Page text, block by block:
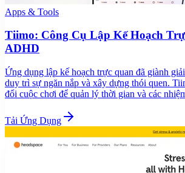
Apps & Tools
Tiimo: Công Cụ Lập Kế Hoạch
ADHD
Ứng dụng lập kế hoạch trực quan đã giành
duy trì sự ngăn nắp và xây dựng thói quen.
đổi cuộc chơi để quản lý thời gian và các
Tải Ứng Dụng